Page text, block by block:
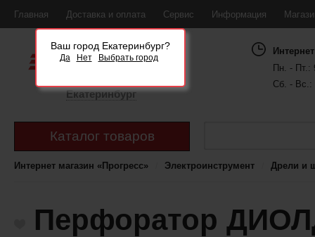
Главная Доставка и оплата Сервис Информация
Ваш город Екатеринбург?
Да Нет Выбрать город
Екатеринбург
Пн. - Пт.:
Сб. - Вс.:
Каталог товаров
Интернет магазин «Прогресс» Электроинструмент Дрели и
Перфоратор